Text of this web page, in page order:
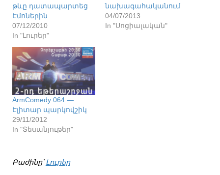
թևը դատապարտեց
Էմոներին
07/12/2010
In "Լուրեր"
նախագահականում
04/07/2013
In "Սոցիալական"
ArmComedy 064 —
Էլիտար պարկովշիկ
29/11/2012
In "Տեսանյութեր"
Բաժինը՝Լուրեր